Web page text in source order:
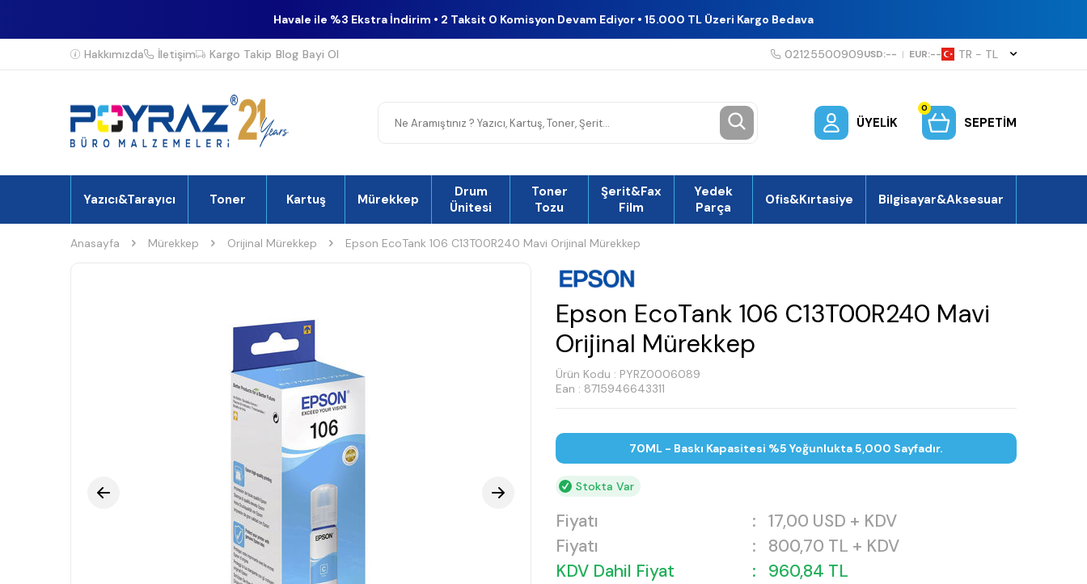
Havale ile %3 Ekstra İndirim • 2 Taksit 0 Komisyon Devam Ediyor • 15.000 TL Üzeri Kargo Bedava
Hakkımızda İletişim Kargo Takip Blog Bayi Ol 02125500909USD:-- | EUR:-- TR − TL
ÜYELIK
0
SEPETIM
Yazıcı&Tarayıcı Toner Kartuş Mürekkep
Drum
Ünitesi
Toner
Tozu
Şerit&Fax
Film
Yedek
Parça
Ofis&Kırtasiye Bilgisayar&Aksesuar
Anasayfa Mürekkep Orijinal Mürekkep Epson EcoTank 106 C13T00R240 Mavi Orijinal Mürekkep
Epson EcoTank 106 C13T00R240 Mavi
Orijinal Mürekkep
Ürün Kodu : PYRZ0006089
Ean : 8715946643311
70ML - Baskı Kapasitesi %5 Yoğunlukta 5,000 Sayfadır.
Stokta Var
Fiyatı : 17,00 USD + KDV
Fiyatı
: 800,70 TL + KDV
KDV Dahil Fiyat
: 960,84 TL